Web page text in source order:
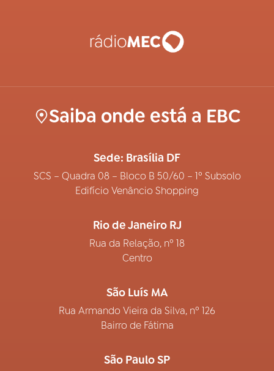
Saiba onde está a EBC
Sede: Brasília DF
SCS – Quadra 08 – Bloco B 50/60 – 1º Subsolo
Edifício Venâncio Shopping
Rio de Janeiro RJ
Rua da Relação, nº 18
Centro
São Luís MA
Rua Armando Vieira da Silva, nº 126
Bairro de Fátima
São Paulo SP